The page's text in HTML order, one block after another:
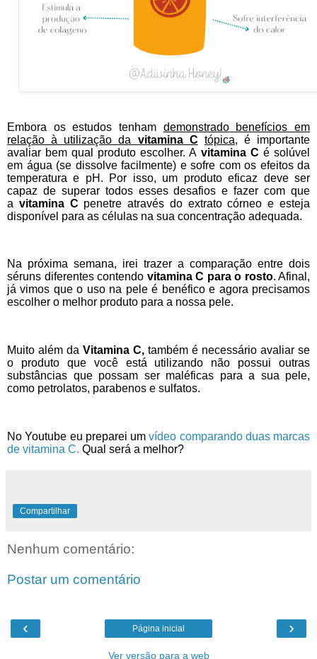
Embora os estudos tenham demonstradobenefíciosem
relação à utilização da vitamina C tópica, é importante
avaliar bem qual produto escolher. A vitamina C é solúvel
em água (se dissolve facilmente) e sofre com os efeitos da
temperatura e pH. Por isso, um produto eficaz deve ser
capaz de superar todos esses desafios e fazer com que
a vitamina C penetre através do extrato córneo eesteja
disponível para as células na sua concentração adequada.
Na próxima semana, irei trazer a comparação entre dois
séruns diferentes contendo vitamina C para o rosto. Afinal,
já vimos que o uso na pele é benéfico e agora precisamos
escolher o melhor produto para a nossa pele.
Muito além da Vitamina C, também é necessário avaliar se
o produto que você está utilizando não possui outras
substâncias que possam ser maléficas para a sua pele,
como petrolatos, parabenos e sulfatos.
No Youtube eu preparei umvídeo comparando duas marcas
de vitamina C. Qual será a melhor?
Compartilhar
Nenhum comentário:
Postar um comentário
‹ ›
Página inicial
Ver versão para a web